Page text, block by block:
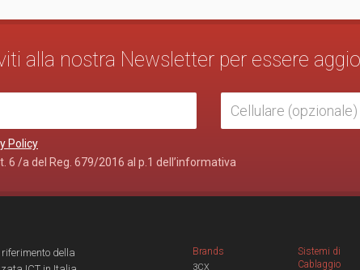
alla nostra Newsletter per essere
Policy
6 /a del Reg. 679/2016 al p.1 dell’informativa
della
Brands
3CX
Sistemi di
Cablaggio